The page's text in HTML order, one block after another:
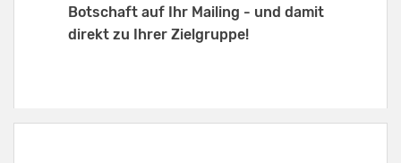
Botschaft auf Ihr Mailing - und damit
direkt zu Ihrer Zielgruppe!